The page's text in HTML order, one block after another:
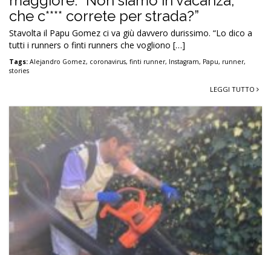
che c**** correte per strada?”
Stavolta il Papu Gomez ci va giù davvero durissimo. “Lo dico a
tutti i runners o finti runners che vogliono […]
Tags: Alejandro Gomez, coronavirus, finti runner, Instagram, Papu, runner,
stories
LEGGI TUTTO